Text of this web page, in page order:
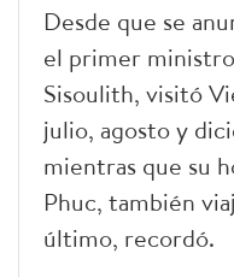
Desde que se
el primer
Sisoulith, visitó
julio, agosto y
mientras que su
Phuc, también
último, recordó.